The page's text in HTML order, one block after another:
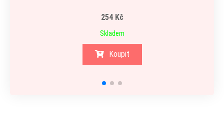
254 Kč
Skladem
Koupit